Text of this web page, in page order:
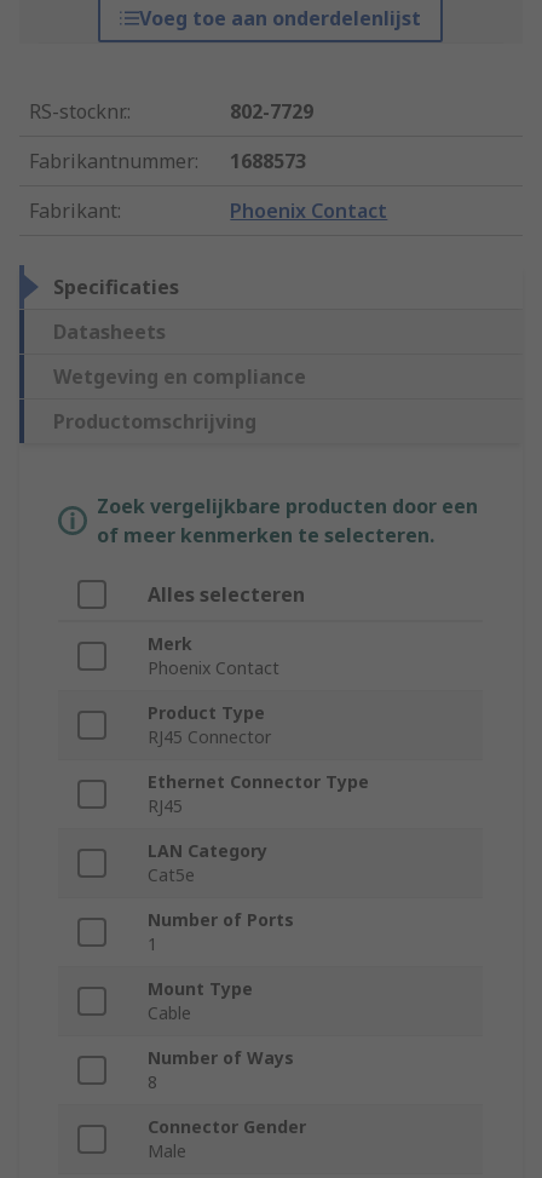
Voeg toe aan onderdelenlijst
RS-stocknr.:
802-7729
Fabrikantnummer:
1688573
Fabrikant: Phoenix Contact
Specificaties
Datasheets
Wetgeving en compliance
Productomschrijving
Zoek vergelijkbare producten door een
of meer kenmerken te selecteren.
Alles selecteren
Merk
Phoenix Contact
Product Type
RJ45 Connector
Ethernet Connector Type
RJ45
LAN Category
Cat5e
Number of Ports
1
Mount Type
Cable
Number of Ways
8
Connector Gender
Male